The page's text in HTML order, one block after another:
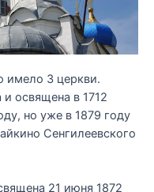
3 церкви.
освящена в 1712
но уже в 1879 году
Сенгилеевского
21 июня 1872